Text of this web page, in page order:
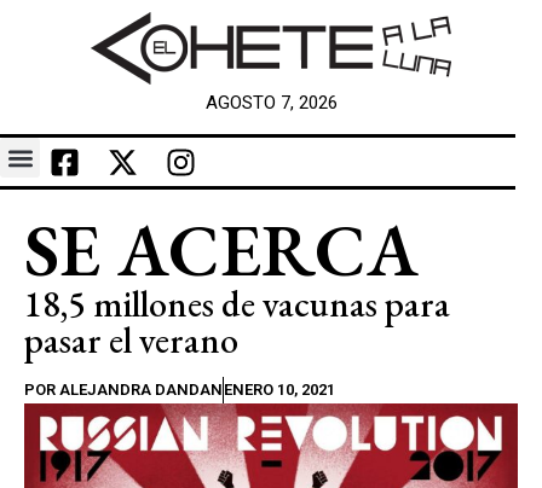
AGOSTO 7, 2026
SE ACERCA
18,5 millones de vacunas para
pasar el verano
POR ALEJANDRA DANDAN ENERO 10, 2021